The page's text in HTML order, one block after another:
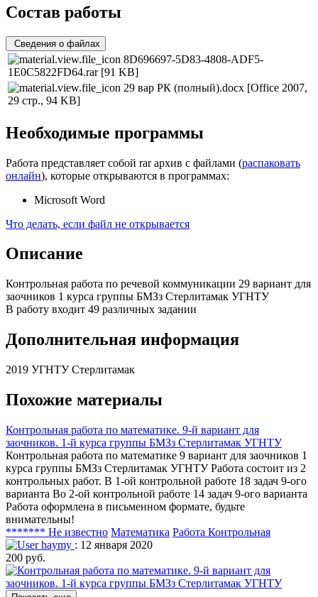
Состав работы
Сведения о файлах
8D696697-5D83-4808-ADF5-
1E0C5822FD64.rar [91 KB]
29 вар РК (полный).docx [Office 2007,
29 стр., 94 KB]
Необходимые программы
Работа представляет собой rar архив с файлами (распаковать
онлайн), которые открываются в программах:
Microsoft Word
Что делать, если файл не открывается
Описание
Контрольная работа по речевой коммуникации 29 вариант для
заочников 1 курса группы БМЗз Стерлитамак УГНТУ
В работу входит 49 различных задании
Дополнительная информация
2019 УГНТУ Стерлитамак
Похожие материалы
Контрольная работа по математике. 9-й вариант для
заочников. 1-й курса группы БМЗз Стерлитамак УГНТУ
Контрольная работа по математике 9 вариант для заочников 1
курса группы БМЗз Стерлитамак УГНТУ Работа состоит из 2
контрольных работ. В 1-ой контрольной работе 18 задач 9-ого
варианта Во 2-ой контрольной работе 14 задач 9-ого варианта
Работа оформлена в письменном формате, будьте
внимательны!
******* Не известно Математика Работа Контрольная
haymy : 12 января 2020
200 руб.